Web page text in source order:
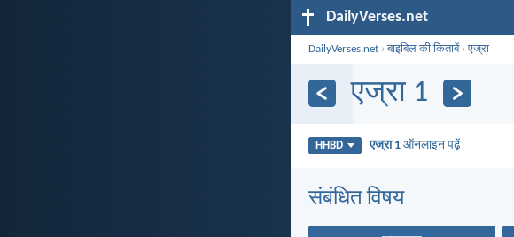
DailyVerses.net
DailyVerses.net ›बाइबिल की किताबें›एज्रा
एज्रा 1
HHBD एज्रा 1 ऑनलाइन पढ़ें
संबंधित विषय